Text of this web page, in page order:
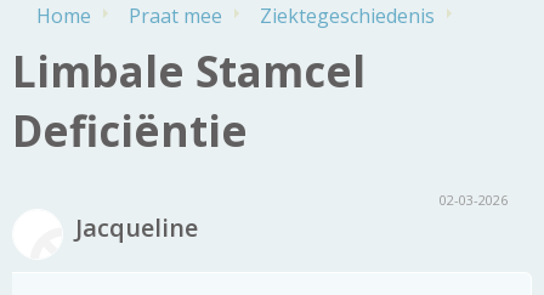
Home Praat mee Ziektegeschiedenis
Limbale Stamcel
Deficiëntie
Jacqueline
02-03-2026